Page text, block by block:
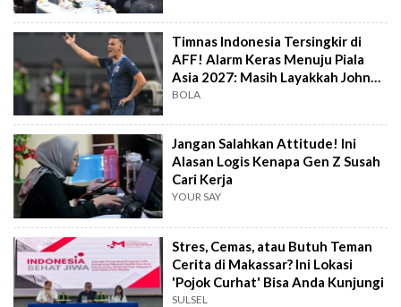
Timnas Indonesia Tersingkir di
AFF! Alarm Keras Menuju Piala
Asia 2027: Masih Layakkah John
Herdman?
BOLA
Jangan Salahkan Attitude! Ini
Alasan Logis Kenapa Gen Z Susah
Cari Kerja
YOUR SAY
Stres, Cemas, atau Butuh Teman
Cerita di Makassar? Ini Lokasi
'Pojok Curhat' Bisa Anda Kunjungi
SULSEL